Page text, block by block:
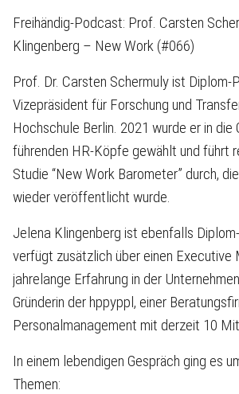
Freihändig-Podcast: Prof. Carsten
Klingenberg – New Work (#066)
Prof. Dr. Carsten Schermuly ist Diplom-
Vizepräsident für Forschung und
Hochschule Berlin. 2021 wurde er in die
führenden HR-Köpfe gewählt und führt
Studie “New Work Barometer” durch,
wieder veröffentlicht wurde.
Jelena Klingenberg ist ebenfalls
verfügt zusätzlich über einen Executive
jahrelange Erfahrung in der
Gründerin der hppyppl, einer
Personalmanagement mit derzeit 10
In einem lebendigen Gespräch ging es
Themen: